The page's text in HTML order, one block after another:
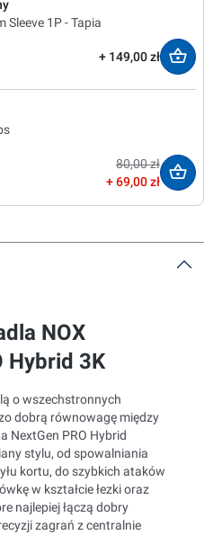
Sleeve 1P - Tapia
149,00 zł
80,00 zł
69,00 zł
NOX
Hybrid 3K
o wszechstronnych
dobrą równowagę między
NextGen PRO Hybrid
stylu, od spowalniania
kortu, do szybkich ataków
w kształcie łezki oraz
najlepiej łączą dobry
zagrań z centralnie